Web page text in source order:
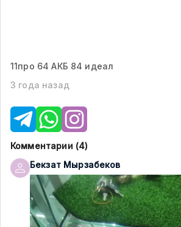
11про 64 АКБ 84 идеал
3 года назад
Комментарии (4)
Бекзат Мырзабеков